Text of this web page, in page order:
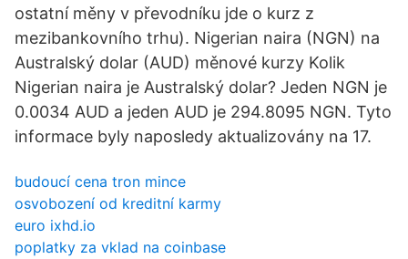
ostatní měny v převodníku jde o kurz z
mezibankovního trhu). Nigerian naira (NGN) na
Australský dolar (AUD) měnové kurzy Kolik
Nigerian naira je Australský dolar? Jeden NGN je
0.0034 AUD a jeden AUD je 294.8095 NGN. Tyto
informace byly naposledy aktualizovány na 17.
budoucí cena tron ​​mince
osvobození od kreditní karmy
euro ixhd.io
poplatky za vklad na coinbase